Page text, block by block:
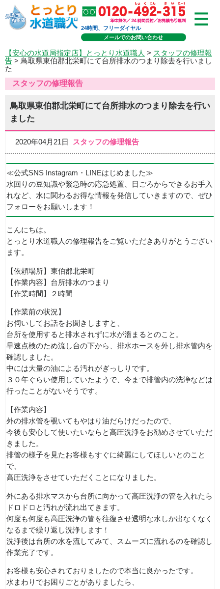
24時間、フリーダイヤル
メールでのお問い合わせ
【安心の水道局指定店】とっとり水道職人 > スタッフの修理報
告 > 鳥取県東伯郡北栄町にて台所排水のつまり除去を行いまし
た
スタッフの修理報告
鳥取県東伯郡北栄町にて台所排水のつまり除去を行い
ました
2020年04月21日 スタッフの修理報告
≪公式SNS Instagram・LINEはじめました≫
水回りの豆知識や緊急時の応急処置、日ごろからできるお手入
れなど、水に関わるお得な情報を発信していきますので、ぜひ
フォローをお願いします！
こんにちは。
とっとり水道職人の修理報告をご覧いただきありがとうござい
ます。
【依頼場所】東伯郡北栄町
【作業内容】台所排水のつまり
【作業時間】２時間
【作業前の状況】
お伺いしてお話をお聞きしますと、
台所を使用すると排水されずに水が溜まるとのこと。
早速点検のため流し台の下から、排水ホースを外し排水管内を
確認しました。
中には大量の油による汚れがぎっしりです。
３０年ぐらい使用していたようで、今まで排管内の洗浄などは
行ったことがないそうです。
【作業内容】
外の排水管を覗いてもやはり油だらけだったので、
今後も安心して使いたいならと高圧洗浄をお勧めさせていただ
きました。
排管の様子を見たお客様もすぐに綺麗にしてほしいとのこと
で、
高圧洗浄をさせていただくことになりました。
外にある排水マスから台所に向かって高圧洗浄の管を入れたら
ドロドロと汚れが流れ出てきます。
何度も何度も高圧洗浄の管を往復させ透明な水しか出なくなく
なるまで繰り返し洗浄します！
洗浄後は台所の水を流してみて、スムーズに流れるのを確認し
作業完了です。
お客様も安心されておりましたので本当に良かったです。
水まわりでお困りごとがありましたら、